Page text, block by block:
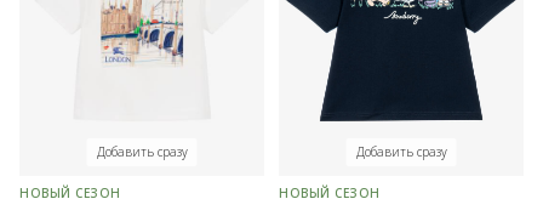
Добавить сразу
НОВЫЙ СЕЗОН
Добавить сразу
НОВЫЙ СЕЗОН